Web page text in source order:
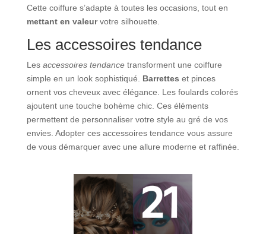
Cette coiffure s’adapte à toutes les occasions, tout en
mettant en valeurvotre silhouette.
Les accessoires tendance
Les accessoires tendancetransforment une coiffure
simple en un look sophistiqué. Barrettes et pinces
ornent vos cheveux avec élégance. Les foulards colorés
ajoutent une touche bohème chic. Ces éléments
permettent de personnaliser votre style au gré de vos
envies. Adopter ces accessoires tendance vous assure
de vous démarquer avec une allure moderne et raffinée.